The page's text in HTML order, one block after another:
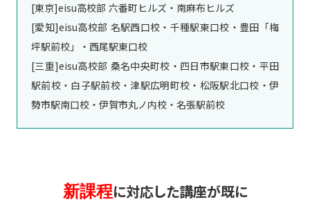
[東京]eisu高校部 六番町ヒルズ・南麻布ヒルズ
[愛知]eisu高校部 名駅西口校・千種駅東口校・豊田「梅
坪駅前校」・西尾駅東口校
[三重]eisu高校部 桑名中央町校・四日市駅東口校・平田
駅前校・白子駅前校・津駅広明町校・松阪駅北口校・伊
勢市駅南口校・伊賀市丸ノ内校・名張駅前校
新課程に対応した講座が既に